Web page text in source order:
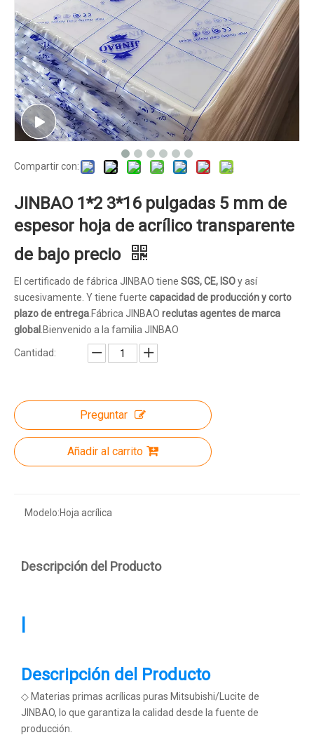
Compartir con:
JINBAO 1*2 3*16 pulgadas 5 mm de
espesor hoja de acrílico transparente
de bajo precio
El certificado de fábrica JINBAO tiene SGS, CE, ISOy así
sucesivamente. Y tiene fuerte capacidad de producción y corto
plazo de entrega .Fábrica JINBAO reclutasagentes de marca
global .Bienvenido a la familia JINBAO
Cantidad:
Preguntar
Añadir al carrito
Modelo:Hoja acrílica
Descripción del Producto
Descripción del Producto
◇ Materias primas acrílicas puras Mitsubishi/Lucite de
JINBAO, lo que garantiza la calidad desde la fuente de
producción.